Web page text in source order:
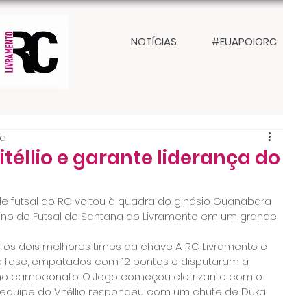
NOTÍCIAS #EUAPOIORC
e garante liderança do
futsal do RC voltou à quadra do ginásio Guanabara
de Futsal de Santana do Livramento em um grande
dois melhores times da chave A. RC Livramento e
empatados com 12 pontos e disputaram a
campeonato. O Jogo começou eletrizante com o
do Vitéllio respondeu com um chute de Duka